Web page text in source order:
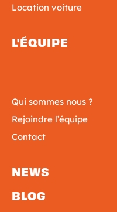
Location voiture
L'ÉQUIPE
Qui sommes nous ?
Rejoindre l’équipe
Contact
NEWS
BLOG